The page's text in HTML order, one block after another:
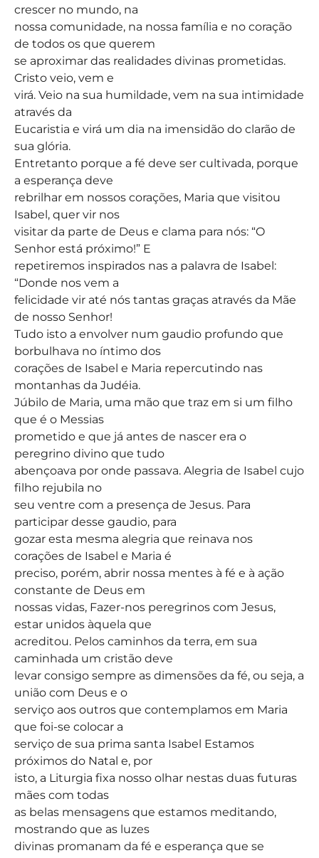
crescer no mundo, na
nossa comunidade, na nossa família e no coração
de todos os que querem
se aproximar das realidades divinas prometidas.
Cristo veio, vem e
virá. Veio na sua humildade, vem na sua intimidade
através da
Eucaristia e virá um dia na imensidão do clarão de
sua glória.
Entretanto porque a fé deve ser cultivada, porque
a esperança deve
rebrilhar em nossos corações, Maria que visitou
Isabel, quer vir nos
visitar da parte de Deus e clama para nós: “O
Senhor está próximo!” E
repetiremos inspirados nas a palavra de Isabel:
“Donde nos vem a
felicidade vir até nós tantas graças através da Mãe
de nosso Senhor!
Tudo isto a envolver num gaudio profundo que
borbulhava no íntimo dos
corações de Isabel e Maria repercutindo nas
montanhas da Judéia.
Júbilo de Maria, uma mão que traz em si um filho
que é o Messias
prometido e que já antes de nascer era o
peregrino divino que tudo
abençoava por onde passava. Alegria de Isabel cujo
filho rejubila no
seu ventre com a presença de Jesus. Para
participar desse gaudio, para
gozar esta mesma alegria que reinava nos
corações de Isabel e Maria é
preciso, porém, abrir nossa mentes à fé e à ação
constante de Deus em
nossas vidas, Fazer-nos peregrinos com Jesus,
estar unidos àquela que
acreditou. Pelos caminhos da terra, em sua
caminhada um cristão deve
levar consigo sempre as dimensões da fé, ou seja, a
união com Deus e o
serviço aos outros que contemplamos em Maria
que foi-se colocar a
serviço de sua prima santa Isabel Estamos
próximos do Natal e, por
isto, a Liturgia fixa nosso olhar nestas duas futuras
mães com todas
as belas mensagens que estamos meditando,
mostrando que as luzes
divinas promanam da fé e esperança que se